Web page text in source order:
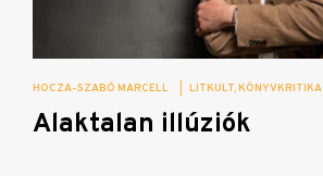
HOCZA-SZABÓ MARCELL LITKULT KÖNYVKRITIKA
Alaktalan illúziók